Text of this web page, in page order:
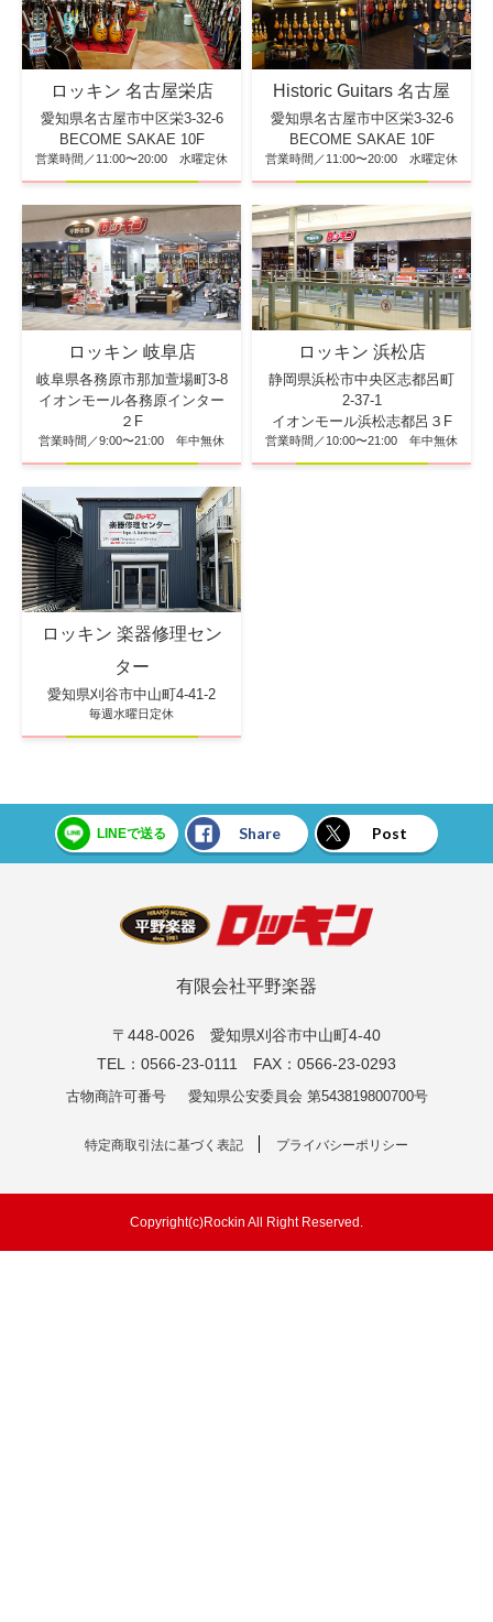
ロッキン 名古屋栄店
愛知県名古屋市中区栄3-32-6
BECOME SAKAE 10F
営業時間／11:00〜20:00 水曜定休
Historic Guitars 名古屋
愛知県名古屋市中区栄3-32-6
BECOME SAKAE 10F
営業時間／11:00〜20:00 水曜定休
ロッキン 岐阜店
岐阜県各務原市那加萱場町3-8
イオンモール各務原インター
２F
営業時間／9:00〜21:00 年中無休
ロッキン 浜松店
静岡県浜松市中央区志都呂町
2-37-1
イオンモール浜松志都呂３F
営業時間／10:00〜21:00 年中無休
ロッキン 楽器修理セン
ター
愛知県刈谷市中山町4-41-2
毎週水曜日定休
LINEで送る Share Post
有限会社平野楽器
〒448-0026 愛知県刈谷市中山町4-40
TEL：0566-23-0111 FAX：0566-23-0293
古物商許可番号 愛知県公安委員会 第543819800700号
特定商取引法に基づく表記 プライバシーポリシー
Copyright(c)Rockin All Right Reserved.